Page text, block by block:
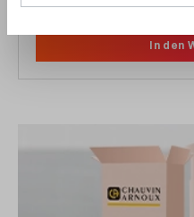
In den